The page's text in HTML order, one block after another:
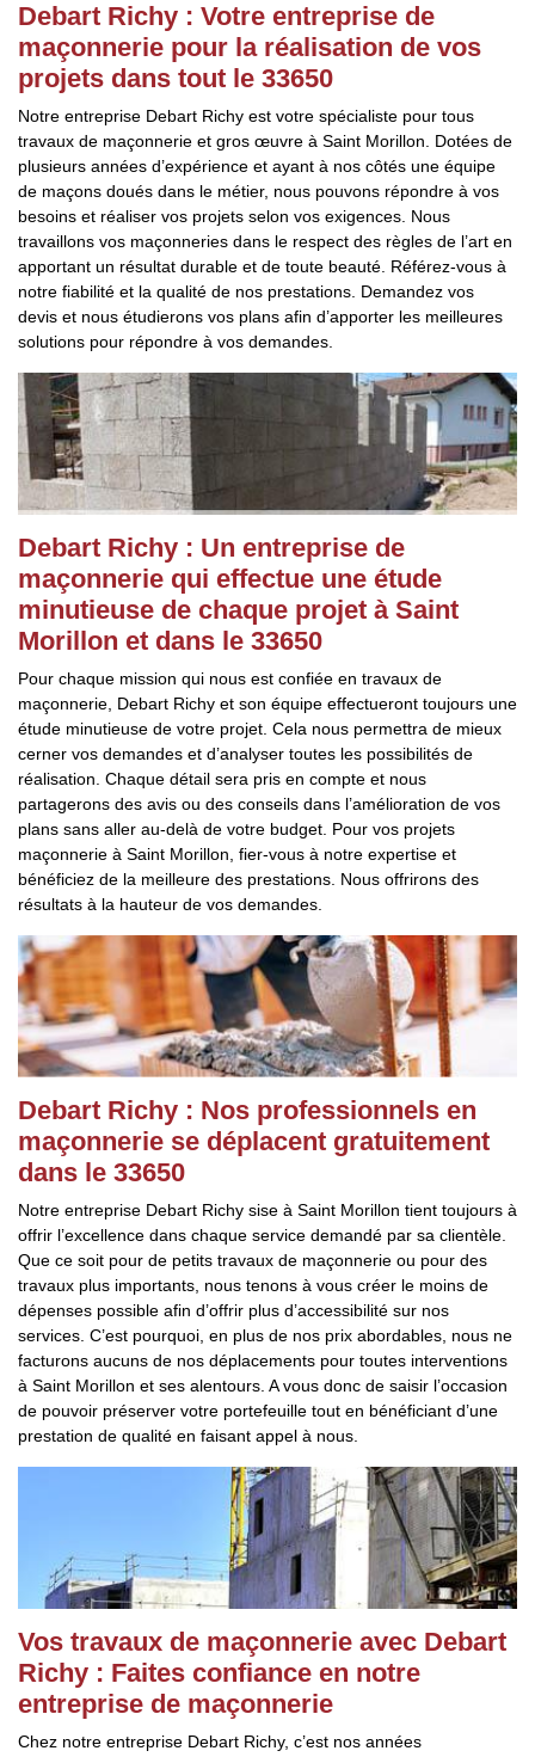
Debart Richy : Votre entreprise de
maçonnerie pour la réalisation de vos
projets dans tout le 33650
Notre entreprise Debart Richy est votre spécialiste pour tous
travaux de maçonnerie et gros œuvre à Saint Morillon. Dotées de
plusieurs années d’expérience et ayant à nos côtés une équipe
de maçons doués dans le métier, nous pouvons répondre à vos
besoins et réaliser vos projets selon vos exigences. Nous
travaillons vos maçonneries dans le respect des règles de l’art en
apportant un résultat durable et de toute beauté. Référez-vous à
notre fiabilité et la qualité de nos prestations. Demandez vos
devis et nous étudierons vos plans afin d’apporter les meilleures
solutions pour répondre à vos demandes.
Debart Richy : Un entreprise de
maçonnerie qui effectue une étude
minutieuse de chaque projet à Saint
Morillon et dans le 33650
Pour chaque mission qui nous est confiée en travaux de
maçonnerie, Debart Richy et son équipe effectueront toujours une
étude minutieuse de votre projet. Cela nous permettra de mieux
cerner vos demandes et d’analyser toutes les possibilités de
réalisation. Chaque détail sera pris en compte et nous
partagerons des avis ou des conseils dans l’amélioration de vos
plans sans aller au-delà de votre budget. Pour vos projets
maçonnerie à Saint Morillon, fier-vous à notre expertise et
bénéficiez de la meilleure des prestations. Nous offrirons des
résultats à la hauteur de vos demandes.
Debart Richy : Nos professionnels en
maçonnerie se déplacent gratuitement
dans le 33650
Notre entreprise Debart Richy sise à Saint Morillon tient toujours à
offrir l’excellence dans chaque service demandé par sa clientèle.
Que ce soit pour de petits travaux de maçonnerie ou pour des
travaux plus importants, nous tenons à vous créer le moins de
dépenses possible afin d’offrir plus d’accessibilité sur nos
services. C’est pourquoi, en plus de nos prix abordables, nous ne
facturons aucuns de nos déplacements pour toutes interventions
à Saint Morillon et ses alentours. A vous donc de saisir l’occasion
de pouvoir préserver votre portefeuille tout en bénéficiant d’une
prestation de qualité en faisant appel à nous.
Vos travaux de maçonnerie avec Debart
Richy : Faites confiance en notre
entreprise de maçonnerie
Chez notre entreprise Debart Richy, c’est nos années